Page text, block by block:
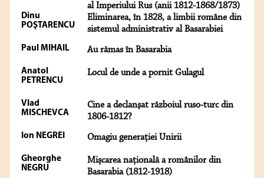
al Imperiului Rus (anii 1812-1868/1873)
Dinu
POŞTARENCU
Eliminarea, în 1828, a limbii române din
sistemul administrativ al Basarabiei
Paul MIHAIL Au rămas în Basarabia
Anatol
PETRENCU
Locul de unde a pornit Gulagul
Vlad
MISCHEVCA
Cine a declanşat războiul ruso-turc din
1806-1812?
Ion NEGREI Omagiu generaţiei Unirii
Gheorghe
NEGRU
Mișcarea națională a românilor din
Basarabia (1812-1918)